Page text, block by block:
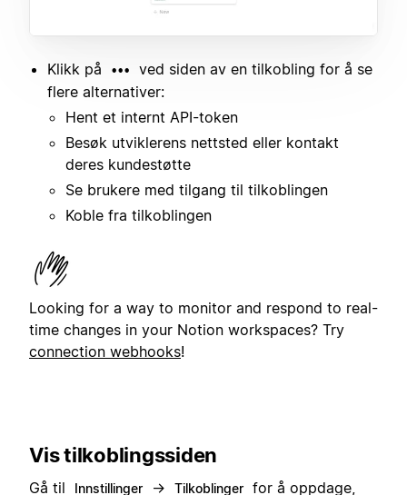
Klikk på •••
ved siden av en tilkobling for å se
flere alternativer:
Hent et internt API-token
Besøk utviklerens nettsted eller kontakt
deres kundestøtte
Se brukere med tilgang til tilkoblingen
Koble fra tilkoblingen
Looking for a way to monitor and respond to real-
time changes in your Notion workspaces? Try
connection webhooks!
Vis tilkoblingssiden
Gå til Innstillinger → Tilkoblinger for å oppdage,